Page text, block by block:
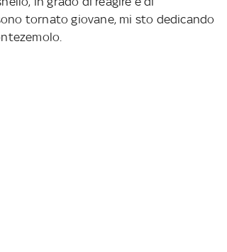
tornato giovane, mi sto dedicando